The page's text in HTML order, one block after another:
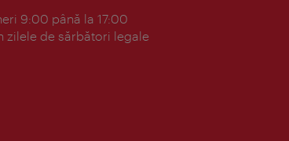
9:00 până la 17:00
zilele de sărbători legale